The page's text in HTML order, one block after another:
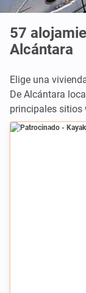
57
Alcántara
Elige una
De Alcántara
principales sitios
Patrocinado